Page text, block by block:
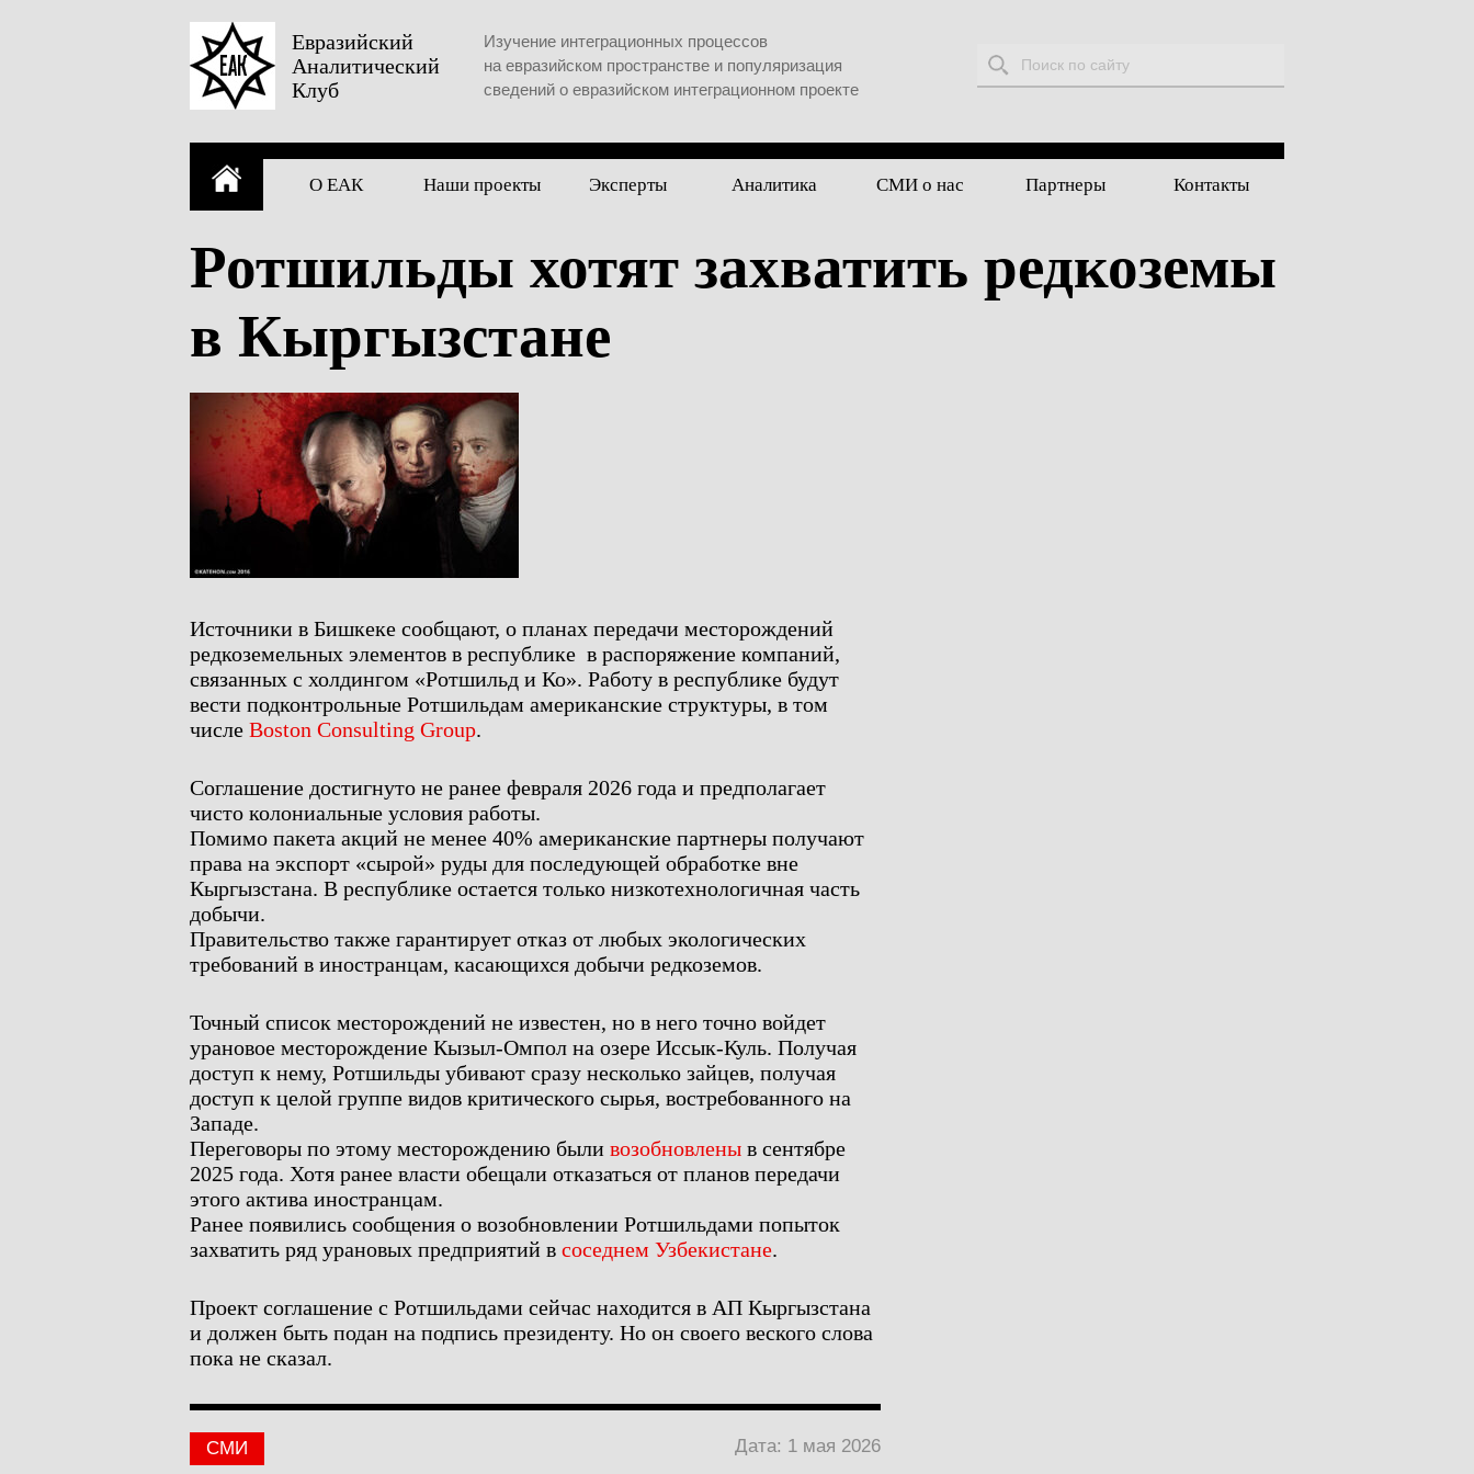
Евразийский
Аналитический
Клуб
Изучение интеграционных процессов
на евразийском пространстве и популяризация
сведений о евразийском интеграционном проекте
О ЕАК Наши проекты Эксперты Аналитика СМИ о нас Партнеры Контакты
Ротшильды хотят захватить редкоземы
в Кыргызстане
Источники в Бишкеке сообщают, о планах передачи месторождений
редкоземельных элементов в республике в распоряжение компаний,
связанных с холдингом «Ротшильд и Ко». Работу в республике будут
вести подконтрольные Ротшильдам американские структуры, в том
числе Boston Consulting Group.
Соглашение достигнуто не ранее февраля 2026 года и предполагает
чисто колониальные условия работы.
Помимо пакета акций не менее 40% американские партнеры получают
права на экспорт «сырой» руды для последующей обработке вне
Кыргызстана. В республике остается только низкотехнологичная часть
добычи.
Правительство также гарантирует отказ от любых экологических
требований в иностранцам, касающихся добычи редкоземов.
Точный список месторождений не известен, но в него точно войдет
урановое месторождение Кызыл-Омпол на озере Иссык-Куль. Получая
доступ к нему, Ротшильды убивают сразу несколько зайцев, получая
доступ к целой группе видов критического сырья, востребованного на
Западе.
Переговоры по этому месторождению были возобновлены в сентябре
2025 года. Хотя ранее власти обещали отказаться от планов передачи
этого актива иностранцам.
Ранее появились сообщения о возобновлении Ротшильдами попыток
захватить ряд урановых предприятий в соседнем Узбекистане.
Проект соглашение с Ротшильдами сейчас находится в АП Кыргызстана
и должен быть подан на подпись президенту. Но он своего веского слова
пока не сказал.
СМИ Дата: 1 мая 2026